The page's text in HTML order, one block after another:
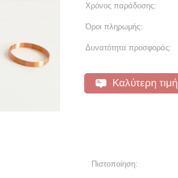
Χρόνος παράδοσης:
Όροι πληρωμής:
Δυνατότητα προσφοράς:
Καλύτερη τιμή
Πιστοποίηση: